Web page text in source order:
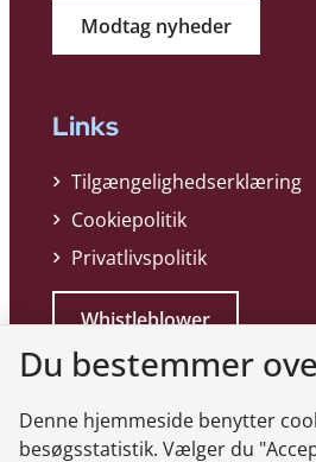
Modtag nyheder
Links
Tilgængelighedserklæring
Cookiepolitik
Privatlivspolitik
Whistleblower
Du bestemmer
Denne hjemmeside benytter
besøgsstatistik. Vælger du